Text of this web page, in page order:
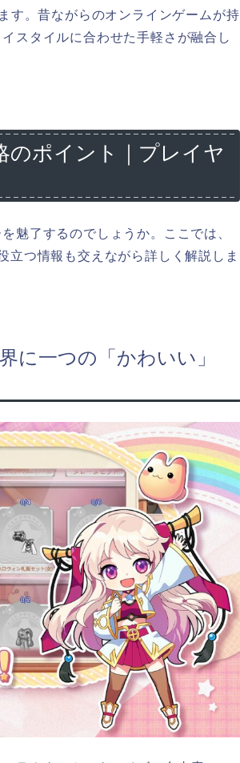
す。昔ながらのオンラインゲームが持
スタイルに合わせた手軽さが融合し
のポイント｜プレイヤ
魅了するのでしょうか。ここでは、
立つ情報も交えながら詳しく解説しま
に一つの「かわいい」